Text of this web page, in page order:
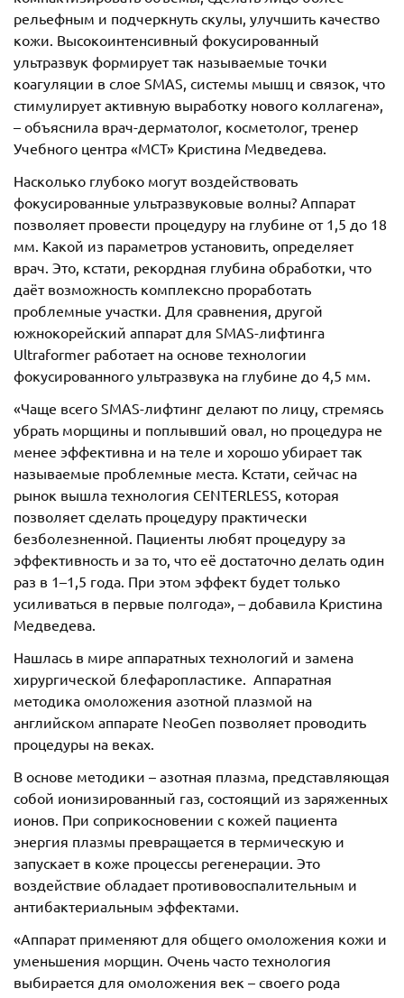
рельефным и подчеркнуть скулы, улучшить качество
кожи. Высокоинтенсивный фокусированный
ультразвук формирует так называемые точки
коагуляции в слое SMAS, системы мышц и связок, что
стимулирует активную выработку нового коллагена»,
– объяснила врач-дерматолог, косметолог, тренер
Учебного центра «МСТ» Кристина Медведева.
Насколько глубоко могут воздействовать
фокусированные ультразвуковые волны? Аппарат
позволяет провести процедуру на глубине от 1,5 до 18
мм. Какой из параметров установить, определяет
врач. Это, кстати, рекордная глубина обработки, что
даёт возможность комплексно проработать
проблемные участки. Для сравнения, другой
южнокорейский аппарат для SMAS-лифтинга
Ultraformer работает на основе технологии
фокусированного ультразвука на глубине до 4,5 мм.
«Чаще всего SMAS-лифтинг делают по лицу, стремясь
убрать морщины и поплывший овал, но процедура не
менее эффективна и на теле и хорошо убирает так
называемые проблемные места. Кстати, сейчас на
рынок вышла технология CENTERLESS, которая
позволяет сделать процедуру практически
безболезненной. Пациенты любят процедуру за
эффективность и за то, что её достаточно делать один
раз в 1–1,5 года. При этом эффект будет только
усиливаться в первые полгода», – добавила Кристина
Медведева.
Нашлась в мире аппаратных технологий и замена
хирургической блефаропластике. Аппаратная
методика омоложения азотной плазмой на
английском аппарате NeoGen позволяет проводить
процедуры на веках.
В основе методики – азотная плазма, представляющая
собой ионизированный газ, состоящий из заряженных
ионов. При соприкосновении с кожей пациента
энергия плазмы превращается в термическую и
запускает в коже процессы регенерации. Это
воздействие обладает противовоспалительным и
антибактериальным эффектами.
«Аппарат применяют для общего омоложения кожи и
уменьшения морщин. Очень часто технология
выбирается для омоложения век – своего рода